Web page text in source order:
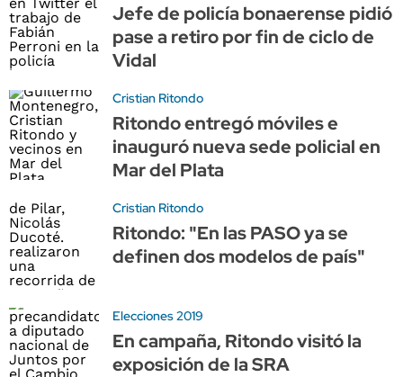
Jefe de policía bonaerense pidió
pase a retiro por fin de ciclo de
Vidal
Cristian Ritondo
Ritondo entregó móviles e
inauguró nueva sede policial en
Mar del Plata
Cristian Ritondo
Ritondo: "En las PASO ya se
definen dos modelos de país"
Elecciones 2019
En campaña, Ritondo visitó la
exposición de la SRA